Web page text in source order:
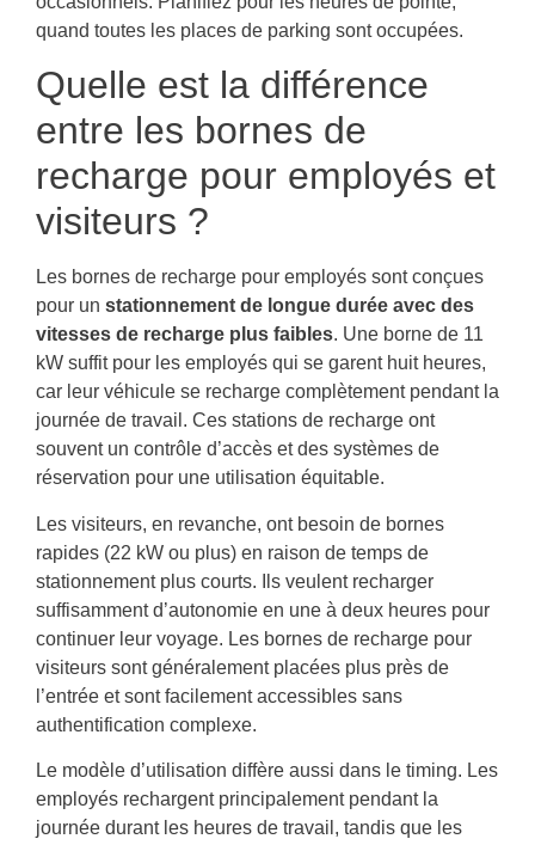
quand toutes les places de parking sont occupées.
Quelle est la différence
entre les bornes de
recharge pour employés et
visiteurs ?
Les bornes de recharge pour employés sont conçues
pour un stationnement de longue durée avec des
vitesses de recharge plus faibles. Une borne de 11
kW suffit pour les employés qui se garent huit heures,
car leur véhicule se recharge complètement pendant la
journée de travail. Ces stations de recharge ont
souvent un contrôle d’accès et des systèmes de
réservation pour une utilisation équitable.
Les visiteurs, en revanche, ont besoin de bornes
rapides (22 kW ou plus) en raison de temps de
stationnement plus courts. Ils veulent recharger
suffisamment d’autonomie en une à deux heures pour
continuer leur voyage. Les bornes de recharge pour
visiteurs sont généralement placées plus près de
l’entrée et sont facilement accessibles sans
authentification complexe.
Le modèle d’utilisation diffère aussi dans le timing. Les
employés rechargent principalement pendant la
journée durant les heures de travail, tandis que les